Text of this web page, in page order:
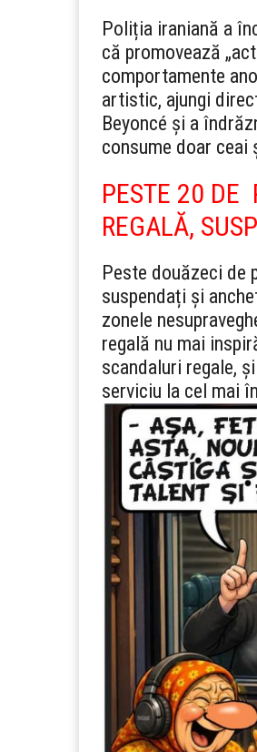
Poliția iraniană a
că promovează
comportamente
artistic, ajungi
Beyoncé și a
consume doar ceai
PESTE 20 DE
REGALĂ,
Peste douăzeci de
suspendați și
zonele
regală nu mai
scandaluri regale,
serviciu la cel mai